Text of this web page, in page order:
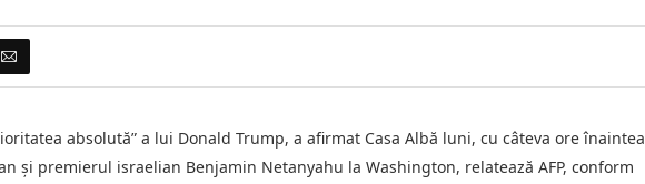
absolută” a lui Donald Trump, a afirmat Casa Albă luni, cu câteva ore înaintea
şi premierul israelian Benjamin Netanyahu la Washington, relatează AFP, conform